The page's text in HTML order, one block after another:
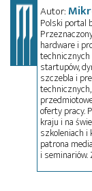
Autor:
Polski portal
hardware i
technicznych
startupów,
szczebla i
oferty pracy.
kraju i na
szkoleniach i
patrona
i